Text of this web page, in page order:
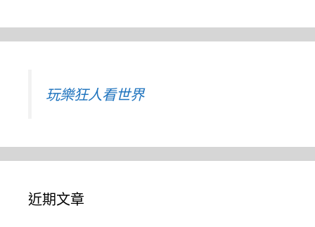
玩樂狂人看世界
近期文章